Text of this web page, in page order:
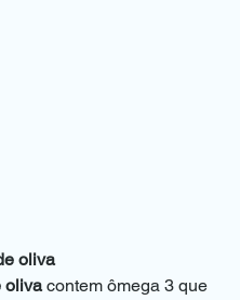
oliva
oliva contem ômega 3 que